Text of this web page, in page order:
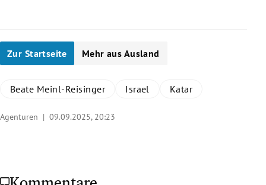
Zur Startseite Mehr aus Ausland
Beate Meinl-Reisinger Israel Katar
Agenturen | 09.09.2025, 20:23